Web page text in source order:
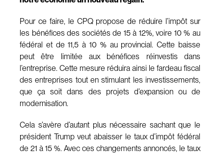
Pour ce faire, le CPQ propose de réduire l’impôt sur
les bénéfices des sociétés de 15 à 12%, voire 10 % au
fédéral et de 11,5 à 10 % au provincial. Cette baisse
peut être limitée aux bénéfices réinvestis dans
l’entreprise. Cette mesure réduira ainsi le fardeau fiscal
des entreprises tout en stimulant les investissements,
que ça soit dans des projets d’expansion ou de
modernisation.
Cela s’avère d’autant plus nécessaire sachant que le
président Trump veut abaisser le taux d’impôt fédéral
de 21 à 15 %. Avec ces changements annoncés, le taux